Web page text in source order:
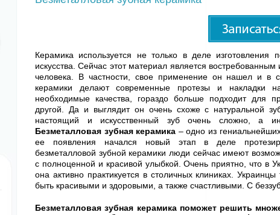
Керамика используется не только в деле изготовления
искусства. Сейчас этот материал является
человека. В частности, свое применение он нашел и в
керамики делают современные протезы и накладки
необходимые качества, гораздо больше подходит для
другой. Да и выглядит он очень схоже с натуральной
настоящий и искусственный зуб очень сложно, а
Безметалловая зубная керамика – одно из
ее появления начался новый этап в деле
безметалловой зубной керамики люди сейчас имеют
с полноценной и красивой улыбкой. Очень приятно, что в
она активно практикуется в столичных клиниках.
быть красивыми и здоровыми, а также счастливыми. С
Безметалловая зубная керамика поможет решить